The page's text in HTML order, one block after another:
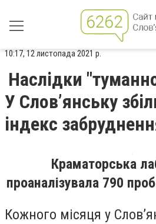
10:17, 12 листопада 2021 р.
Наслідки
У Слов’янську
індекс
Краматорська
проаналізувала 790
Кожного місяця у